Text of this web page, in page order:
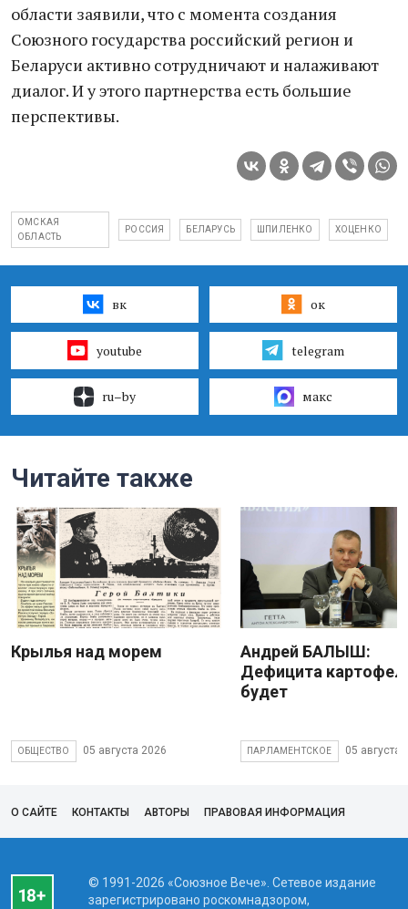
области заявили, что с момента создания
Союзного государства российский регион и
Беларуси активно сотрудничают и налаживают
диалог. И у этого партнерства есть большие
перспективы.
ОМСКАЯ
ОБЛАСТЬ
РОССИЯ БЕЛАРУСЬ ШПИЛЕНКО ХОЦЕНКО
вк ок
youtube telegram
ru–by макс
Читайте также
Крылья над морем
ОБЩЕСТВО 05 августа 2026
Андрей БАЛЫШ:
Дефицита
будет
ПАРЛАМЕНТСКОЕ 05 августа
О САЙТЕ КОНТАКТЫ АВТОРЫ ПРАВОВАЯ ИНФОРМАЦИЯ
© 1991-2026 «Союзное Вече». Сетевое издание
зарегистрировано роскомнадзором,